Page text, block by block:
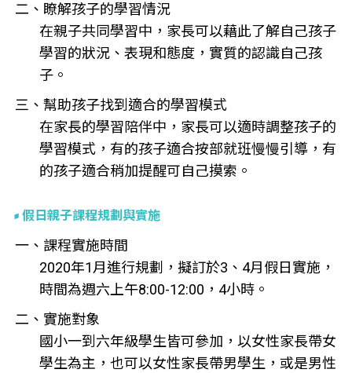
二、瞭解孩子的學習情況
在親子共同學習中，家長可以藉此了解自己孩子
學習的狀況、表現和態度，實質的認識自己孩
子。
三、幫助孩子找到適合的學習模式
在家長的學習陪伴中，家長可以適時調整孩子的
學習模式，有的孩子適合按部就班慢慢引導，有
的孩子適合稍加提醒可自己摸索。
假日親子課程規劃與實施
一、課程實施時間
2020年1月進行規劃，擬訂於3、4月假日實施，
時間為週六上午8:00-12:00，4小時。
二、實施對象
國小一到六年級學生皆可參加，以女性家長帶女
學生為主，也可以女性家長帶男學生，或是男性